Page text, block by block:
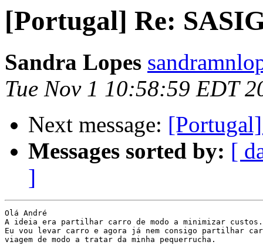
[Portugal] Re:
Sandra Lopes
Tue Nov 1 10:58:59 EDT
Next message:
Messages sorted by: [
]
Olá André
A ideia era partilhar carro de modo a minimizar custos.
Eu vou levar carro e agora já nem consigo partilhar
viagem de modo a tratar da minha pequerrucha.